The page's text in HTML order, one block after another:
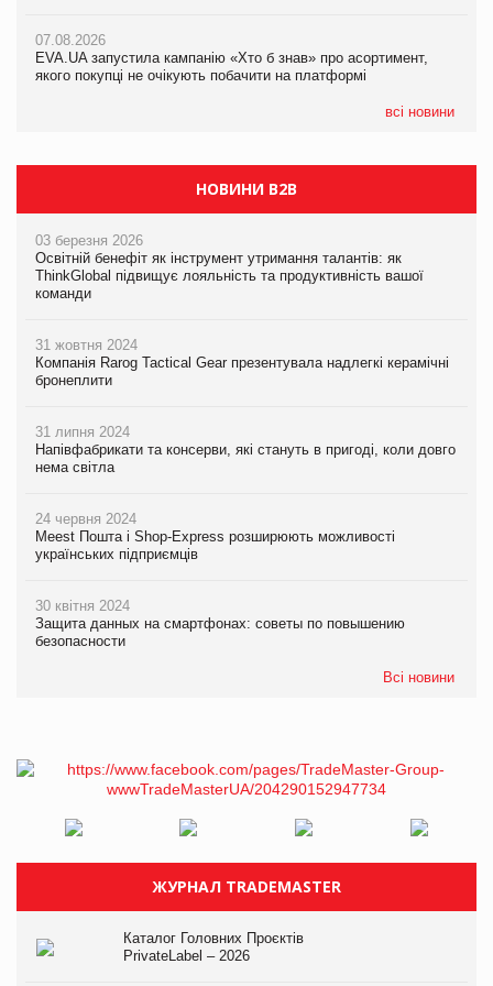
07.08.2026
EVA.UA запустила кампанію «Хто б знав» про асортимент,
якого покупці не очікують побачити на платформі
всі новини
05.08.2026
Мережа супермаркетів VARUS купує мережу магазинів
НОВИНИ B2B
03 березня 2026
Освітній бенефіт як інструмент утримання талантів: як
ThinkGlobal підвищує лояльність та продуктивність вашої
команди
31 жовтня 2024
Компанія Rarog Tactical Gear презентувала надлегкі керамічні
бронеплити
31 липня 2024
Напівфабрикати та консерви, які стануть в пригоді, коли довго
нема світла
24 червня 2024
Meest Пошта і Shop-Express розширюють можливості
українських підприємців
30 квітня 2024
Защита данных на смартфонах: советы по повышению
безопасности
Всі новини
ЖУРНАЛ TRADEMASTER
Каталог Головних Проєктів
PrivateLabel – 2026